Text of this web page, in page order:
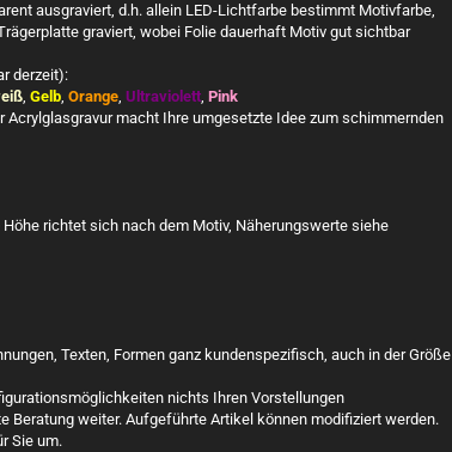
ausgraviert, d.h. allein LED-Lichtfarbe bestimmt Motivfarbe,
graviert, wobei Folie dauerhaft Motiv gut sichtbar
derzeit):
, Gelb, Orange, Ultraviolett, Pink
macht Ihre umgesetzte Idee zum schimmernden
richtet sich nach dem Motiv, Näherungswerte siehe
Texten, Formen ganz kundenspezifisch, auch in der Größe
nichts Ihren Vorstellungen
weiter. Aufgeführte Artikel können modifiziert werden.
Sie um.